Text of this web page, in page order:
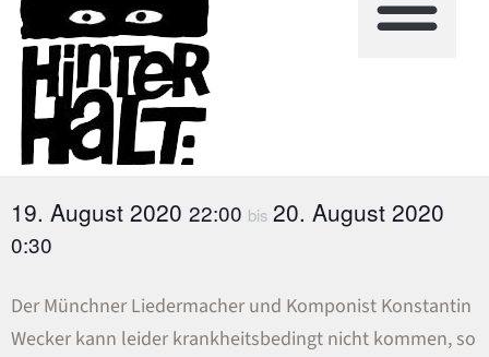
19. August 2020 22:00 bis 20. August 2020
0:30
Der Münchner Liedermacher und Komponist Konstantin
Wecker kann leider krankheitsbedingt nicht kommen, so